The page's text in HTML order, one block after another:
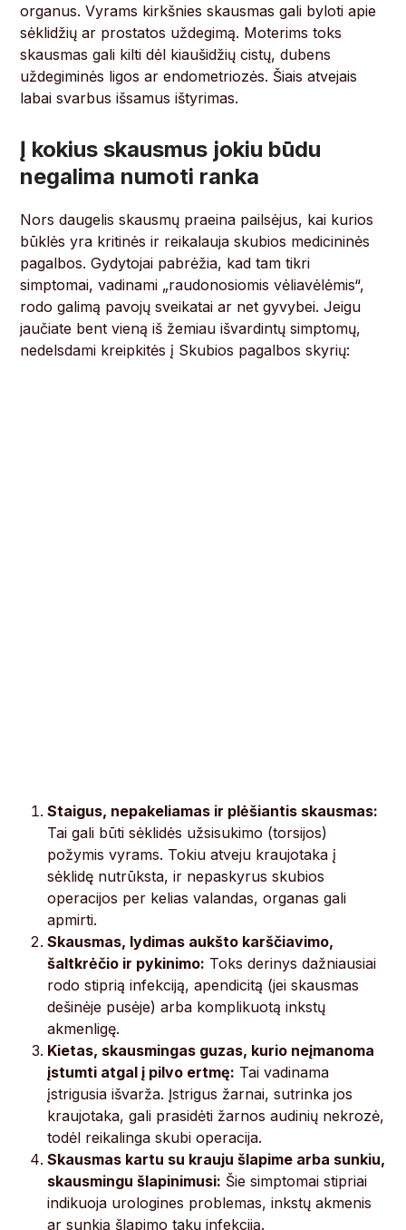
organus. Vyrams kirkšnies skausmas gali byloti apie
sėklidžių ar prostatos uždegimą. Moterims toks
skausmas gali kilti dėl kiaušidžių cistų, dubens
uždegiminės ligos ar endometriozės. Šiais atvejais
labai svarbus išsamus ištyrimas.
Į kokius skausmus jokiu būdu
negalima numoti ranka
Nors daugelis skausmų praeina pailsėjus, kai kurios
būklės yra kritinės ir reikalauja skubios medicininės
pagalbos. Gydytojai pabrėžia, kad tam tikri
simptomai, vadinami „raudonosiomis vėliavėlėmis“,
rodo galimą pavojų sveikatai ar net gyvybei. Jeigu
jaučiate bent vieną iš žemiau išvardintų simptomų,
nedelsdami kreipkitės į Skubios pagalbos skyrių:
Staigus, nepakeliamas ir plėšiantis skausmas:
Tai gali būti sėklidės užsisukimo (torsijos)
požymis vyrams. Tokiu atveju kraujotaka į
sėklidę nutrūksta, ir nepaskyrus skubios
operacijos per kelias valandas, organas gali
apmirti.
Skausmas, lydimas aukšto karščiavimo,
šaltkrėčio ir pykinimo: Toks derinys dažniausiai
rodo stiprią infekciją, apendicitą (jei skausmas
dešinėje pusėje) arba komplikuotą inkstų
akmenligę.
Kietas, skausmingas guzas, kurio neįmanoma
įstumti atgal į pilvo ertmę: Tai vadinama
įstrigusia išvarža. Įstrigus žarnai, sutrinka jos
kraujotaka, gali prasidėti žarnos audinių nekrozė,
todėl reikalinga skubi operacija.
Skausmas kartu su krauju šlapime arba sunkiu,
skausmingu šlapinimusi: Šie simptomai stipriai
indikuoja urologines problemas, inkstų akmenis
ar sunkią šlapimo takų infekciją.